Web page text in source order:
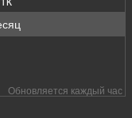
Обновляется каждый час